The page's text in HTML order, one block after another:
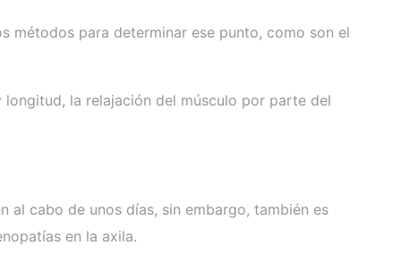
métodos para determinar ese punto, como son el
la relajación del músculo por parte del
al cabo de unos días, sin embargo, también es
en la axila.